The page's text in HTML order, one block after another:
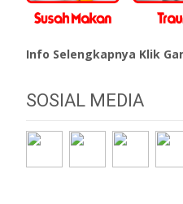
Info Selengkapnya Klik
SOSIAL MEDIA